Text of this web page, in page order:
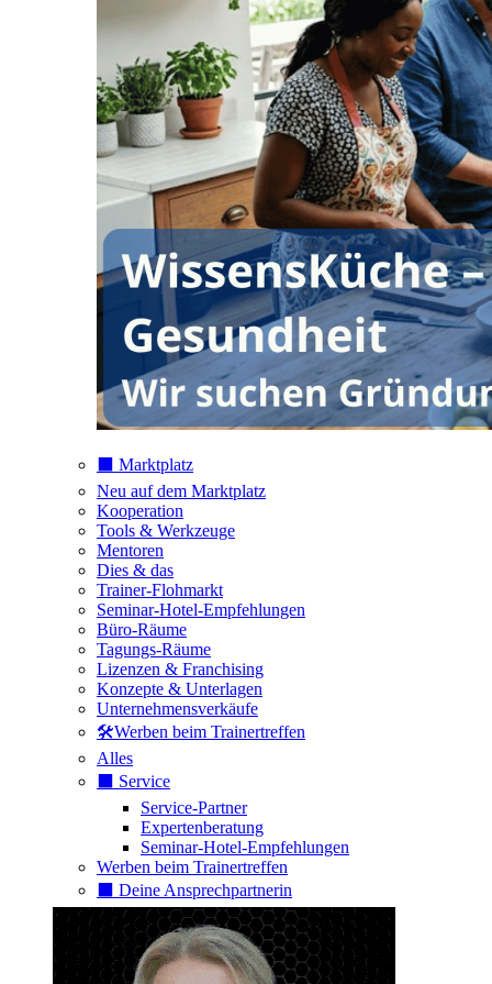
⬛️ Marktplatz
Neu auf dem Marktplatz
Kooperation
Tools & Werkzeuge
Mentoren
Dies & das
Trainer-Flohmarkt
Seminar-Hotel-Empfehlungen
Büro-Räume
Tagungs-Räume
Lizenzen & Franchising
Konzepte & Unterlagen
Unternehmensverkäufe
🛠️Werben beim Trainertreffen
Alles
⬛️ Service
Service-Partner
Expertenberatung
Seminar-Hotel-Empfehlungen
Werben beim Trainertreffen
⬛️ Deine Ansprechpartnerin